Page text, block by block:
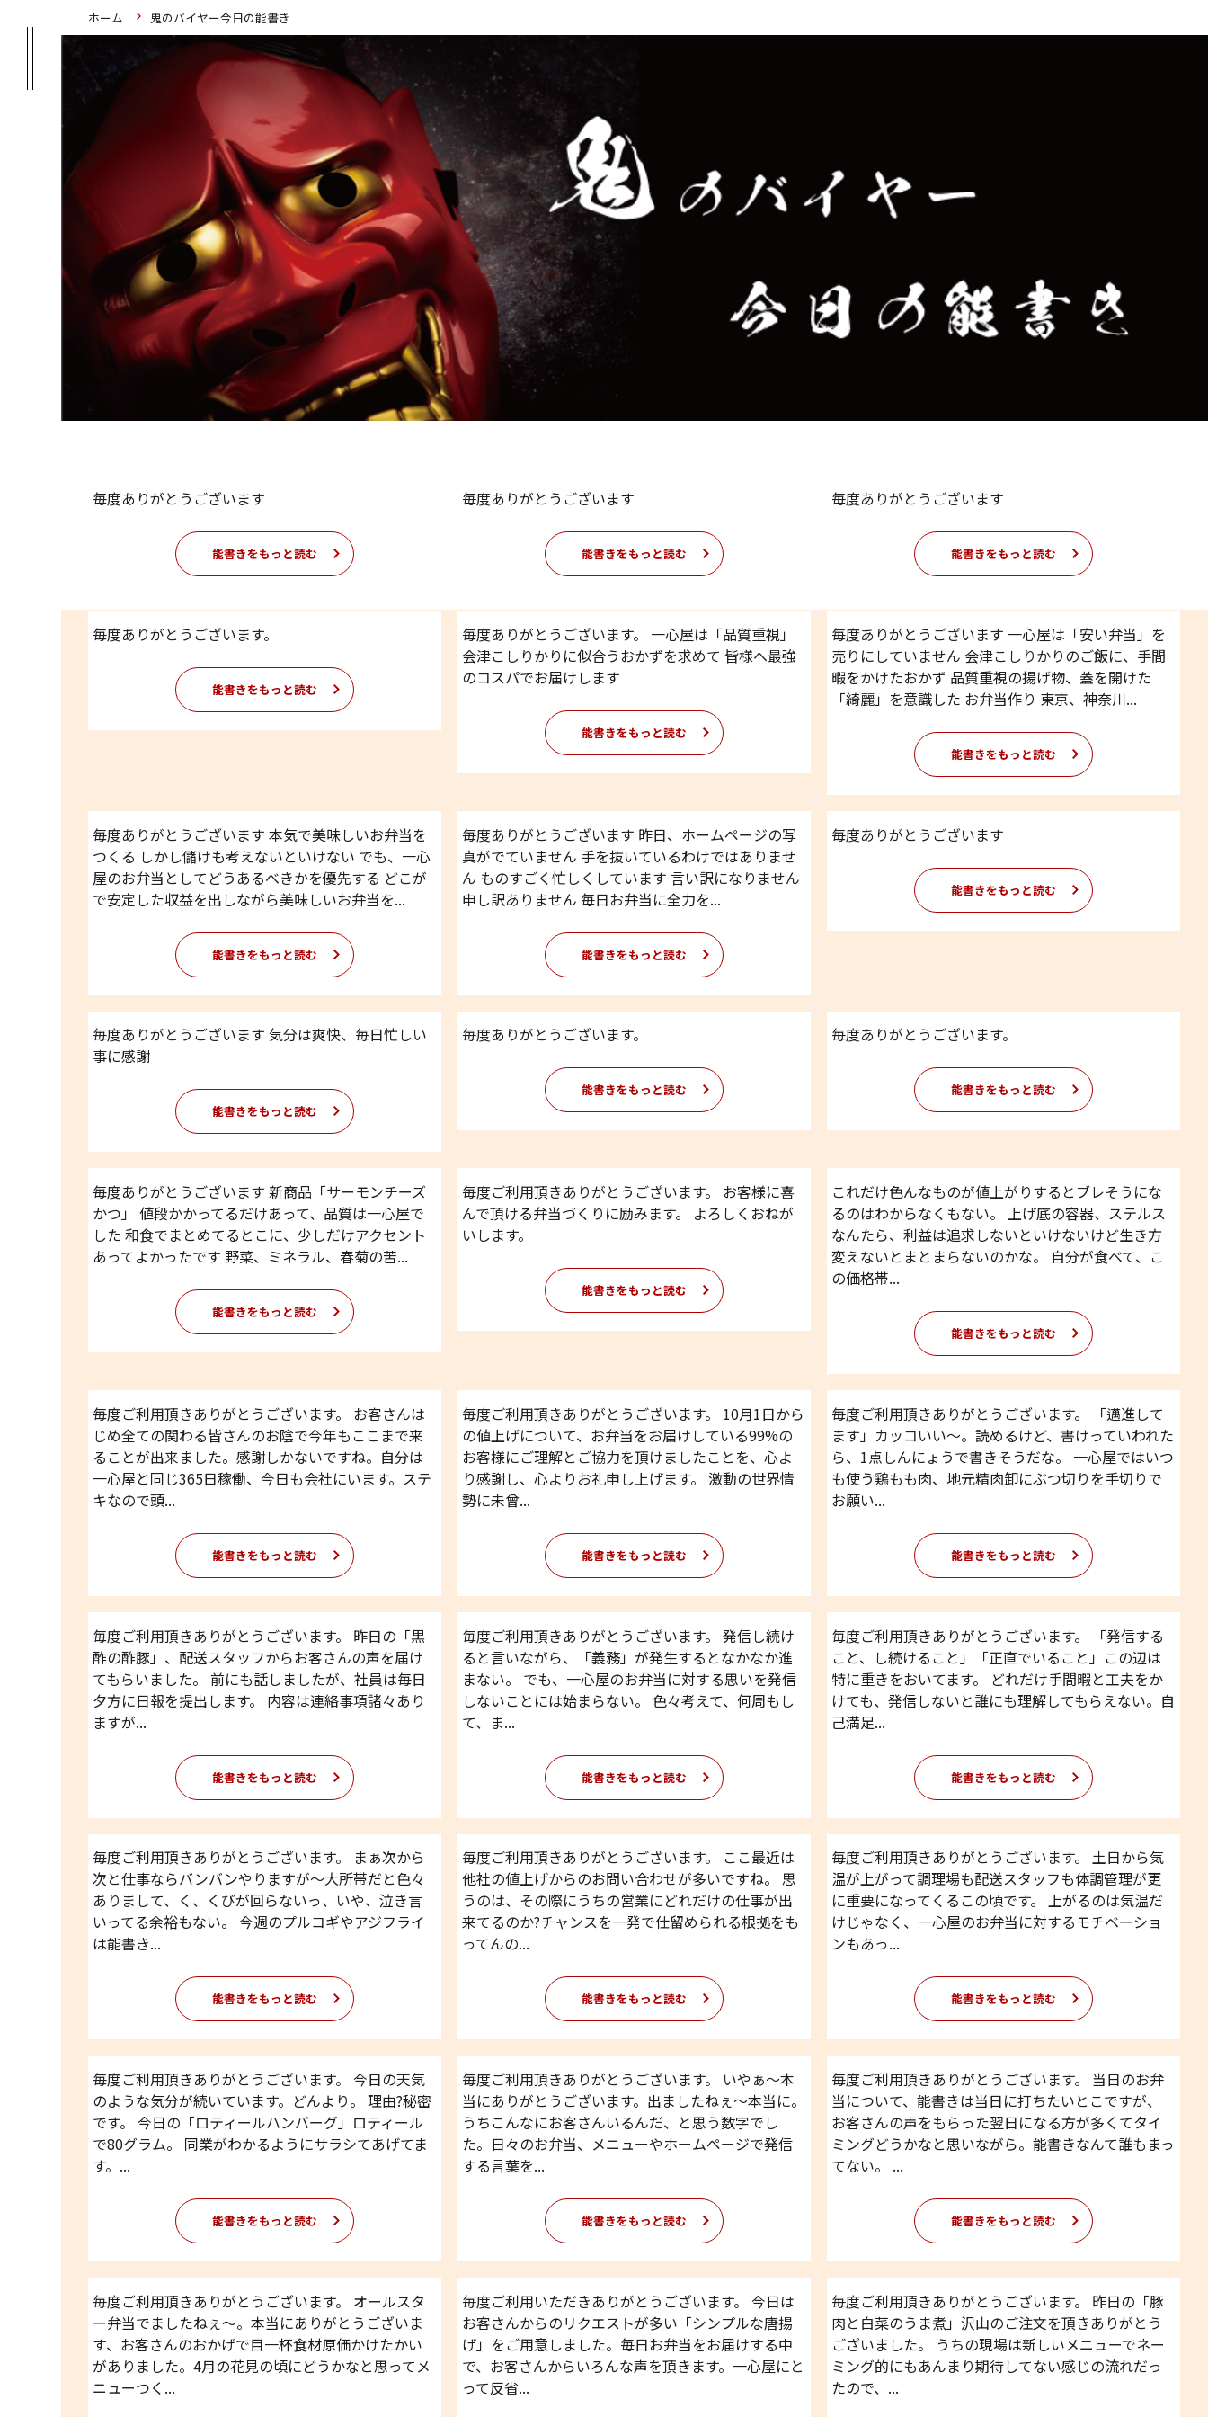
ホーム 鬼のバイヤー今日の能書き
毎度ありがとうございます
能書きをもっと読む
毎度ありがとうございます
能書きをもっと読む
毎度ありがとうございます
能書きをもっと読む
毎度ありがとうございます。
能書きをもっと読む
毎度ありがとうございます。 一心屋は「品質重視」
会津こしりかりに似合うおかずを求めて 皆様へ最強
のコスパでお届けします
能書きをもっと読む
毎度ありがとうございます 一心屋は「安い弁当」を
売りにしていません 会津こしりかりのご飯に、手間
暇をかけたおかず 品質重視の揚げ物、蓋を開けた
「綺麗」を意識した お弁当作り 東京、神奈川...
能書きをもっと読む
毎度ありがとうございます 本気で美味しいお弁当を
つくる しかし儲けも考えないといけない でも、一心
屋のお弁当としてどうあるべきかを優先する どこが
で安定した収益を出しながら美味しいお弁当を...
能書きをもっと読む
毎度ありがとうございます 昨日、ホームページの写
真がでていません 手を抜いているわけではありませ
ん ものすごく忙しくしています 言い訳になりません
申し訳ありません 毎日お弁当に全力を...
能書きをもっと読む
毎度ありがとうございます
能書きをもっと読む
毎度ありがとうございます 気分は爽快、毎日忙しい
事に感謝
能書きをもっと読む
毎度ありがとうございます。
能書きをもっと読む
毎度ありがとうございます。
能書きをもっと読む
毎度ありがとうございます 新商品「サーモンチーズ
かつ」 値段かかってるだけあって、品質は一心屋で
した 和食でまとめてるとこに、少しだけアクセント
あってよかったです 野菜、ミネラル、春菊の苦...
能書きをもっと読む
毎度ご利用頂きありがとうございます。 お客様に喜
んで頂ける弁当づくりに励みます。 よろしくおねが
いします。
能書きをもっと読む
これだけ色んなものが値上がりするとブレそうにな
るのはわからなくもない。 上げ底の容器、ステルス
なんたら、利益は追求しないといけないけど生き方
変えないとまとまらないのかな。 自分が食べて、こ
の価格帯...
能書きをもっと読む
毎度ご利用頂きありがとうございます。 お客さんは
じめ全ての関わる皆さんのお陰で今年もここまで来
ることが出来ました。感謝しかないですね。自分は
一心屋と同じ365日稼働、今日も会社にいます。ステ
キなので頭...
能書きをもっと読む
毎度ご利用頂きありがとうございます。 10月1日から
の値上げについて、お弁当をお届けしている99%の
お客様にご理解とご協力を頂けましたことを、心よ
り感謝し、心よりお礼申し上げます。 激動の世界情
勢に未曾...
能書きをもっと読む
毎度ご利用頂きありがとうございます。 「邁進して
ます」カッコいい〜。読めるけど、書けっていわれた
ら、1点しんにょうで書きそうだな。 一心屋ではいつ
も使う鶏もも肉、地元精肉卸にぶつ切りを手切りで
お願い...
能書きをもっと読む
毎度ご利用頂きありがとうございます。 昨日の「黒
酢の酢豚」、配送スタッフからお客さんの声を届け
てもらいました。 前にも話しましたが、社員は毎日
夕方に日報を提出します。 内容は連絡事項諸々あり
ますが...
能書きをもっと読む
毎度ご利用頂きありがとうございます。 発信し続け
ると言いながら、「義務」が発生するとなかなか進
まない。 でも、一心屋のお弁当に対する思いを発信
しないことには始まらない。 色々考えて、何周もし
て、ま...
能書きをもっと読む
毎度ご利用頂きありがとうございます。 「発信する
こと、し続けること」「正直でいること」この辺は
特に重きをおいてます。 どれだけ手間暇と工夫をか
けても、発信しないと誰にも理解してもらえない。自
己満足...
能書きをもっと読む
毎度ご利用頂きありがとうございます。 まぁ次から
次と仕事ならバンバンやりますが〜大所帯だと色々
ありまして、く、くびが回らないっ、いや、泣き言
いってる余裕もない。 今週のプルコギやアジフライ
は能書き...
能書きをもっと読む
毎度ご利用頂きありがとうございます。 ここ最近は
他社の値上げからのお問い合わせが多いですね。 思
うのは、その際にうちの営業にどれだけの仕事が出
来てるのか?チャンスを一発で仕留められる根拠をも
ってんの...
能書きをもっと読む
毎度ご利用頂きありがとうございます。 土日から気
温が上がって調理場も配送スタッフも体調管理が更
に重要になってくるこの頃です。 上がるのは気温だ
けじゃなく、一心屋のお弁当に対するモチベーショ
ンもあっ...
能書きをもっと読む
毎度ご利用頂きありがとうございます。 今日の天気
のような気分が続いています。どんより。 理由?秘密
です。 今日の「ロティールハンバーグ」ロティール
で80グラム。 同業がわかるようにサラシてあげてま
す。...
能書きをもっと読む
毎度ご利用頂きありがとうございます。 いやぁ〜本
当にありがとうございます。出ましたねぇ〜本当に。
うちこんなにお客さんいるんだ、と思う数字でし
た。日々のお弁当、メニューやホームページで発信
する言葉を...
能書きをもっと読む
毎度ご利用頂きありがとうございます。 当日のお弁
当について、能書きは当日に打ちたいとこですが、
お客さんの声をもらった翌日になる方が多くてタイ
ミングどうかなと思いながら。能書きなんて誰もまっ
てない。 ...
能書きをもっと読む
毎度ご利用頂きありがとうございます。 オールスタ
ー弁当でましたねぇ〜。本当にありがとうございま
す、お客さんのおかげで目一杯食材原価かけたかい
がありました。4月の花見の頃にどうかなと思ってメ
ニューつく...
毎度ご利用いただきありがとうございます。 今日は
お客さんからのリクエストが多い「シンプルな唐揚
げ」をご用意しました。毎日お弁当をお届けする中
で、お客さんからいろんな声を頂きます。一心屋にと
って反省...
毎度ご利用頂きありがとうございます。 昨日の「豚
肉と白菜のうま煮」沢山のご注文を頂きありがとう
ございました。 うちの現場は新しいメニューでネー
ミング的にもあんまり期待してない感じの流れだっ
たので、...